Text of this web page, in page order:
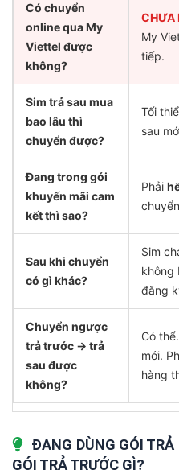
Có chuyển
online qua My
Viettel được
không?
CHƯA
My
tiếp.
Sim trả sau mua
bao lâu thì
chuyển được?
Tối
sau
Đang trong gói
khuyến mãi cam
kết thì sao?
Phải
Sau khi chuyển
có gì khác?
Sim
không
đăng
Chuyển ngược
trả trước → trả
sau được
không?
Có
mới.
hàng
ĐANG DÙNG GÓI
GÓI TRẢ TRƯỚC GÌ?